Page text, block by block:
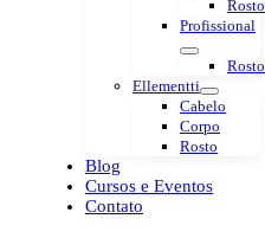
Rosto
Profissional
Rosto
Ellementti
Cabelo
Corpo
Rosto
Blog
Cursos e Eventos
Contato